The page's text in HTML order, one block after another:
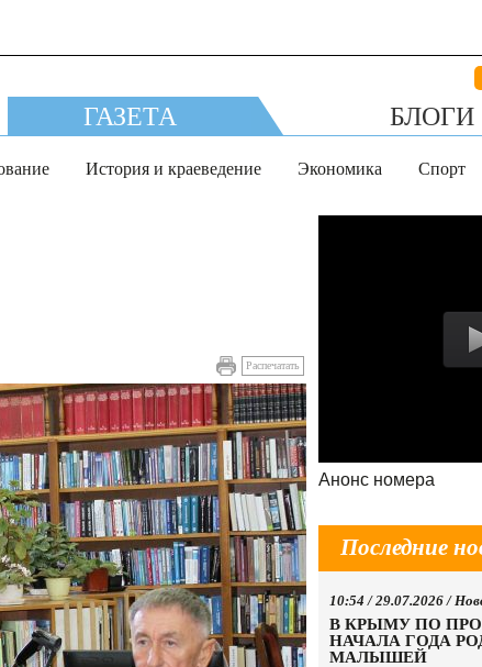
ГАЗЕТА БЛОГИ
История и краеведение Экономика Спорт
Распечатать
Анонс номера
Последние
10:54 / 29.07.2026 /
В КРЫМУ ПО
НАЧАЛА ГОДА
МАЛЫШЕЙ